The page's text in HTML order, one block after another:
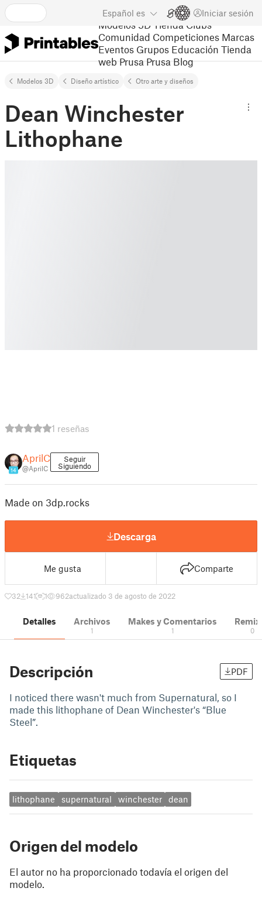
Español es Iniciar sesión
Modelos 3D Tienda Clubs
Comunidad Competiciones Marcas
Eventos Grupos Educación Tienda
web Prusa Prusa Blog
Modelos 3D Diseño artístico Otro arte y diseños
Dean Winchester
Lithophane
1 reseñas
14
AprilC
@AprilC
Seguir
Siguiendo
Made on 3dp.rocks
Descarga
Me gusta Comparte
32 141 1 962actualizado 3 de agosto de 2022
Detalles Archivos
1
Makes y Comentarios
1 0
Descripción PDF
I noticed there wasn't much from Supernatural, so I
made this lithophane of Dean Winchester's “Blue
Steel”.
Etiquetas
lithophane supernatural winchester dean
Origen del modelo
El autor no ha proporcionado todavía el origen del
modelo.